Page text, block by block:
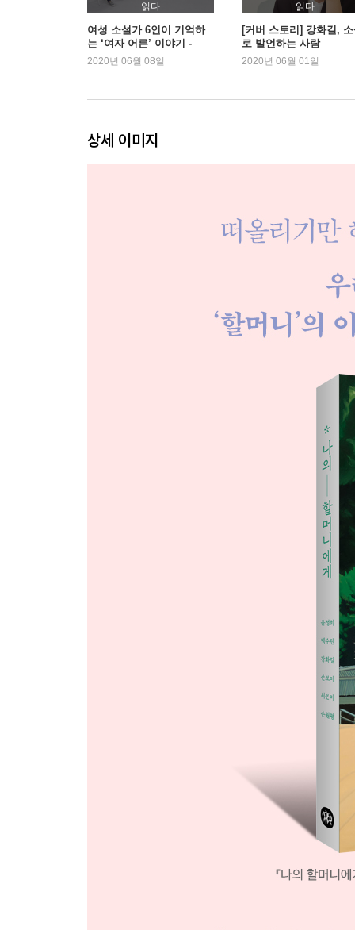
읽다
여성 소설가 6인이 기억하
는 ‘여자 어른’ 이야기 -
『나의 할머니에게』
2020년 06월 08일
읽다
[커버 스토리] 강화길,
로 발언하는 사람
2020년 06월 01일
상세 이미지